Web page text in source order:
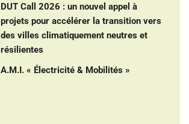
DUT Call 2026 : un nouvel appel à
projets pour accélérer la transition vers
des villes climatiquement neutres et
résilientes
A.M.I. « Électricité & Mobilités »